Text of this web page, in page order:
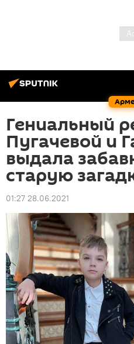
Гениальный
Пугачевой и
выдала
старую
01:27 28.06.2021